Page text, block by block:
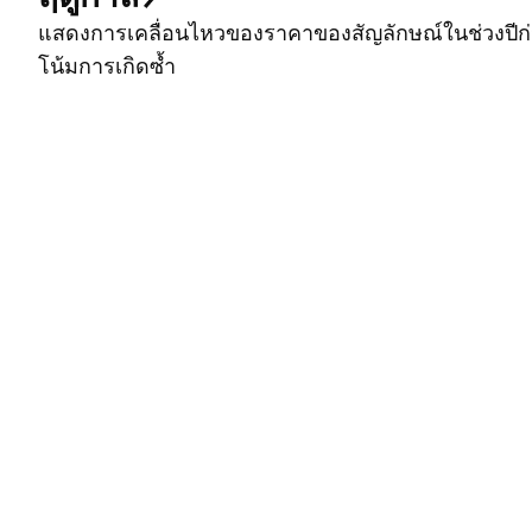
แสดงการเคลื่อนไหวของราคาของสัญลักษณ์ในช่วงปี
โน้มการเกิดซ้ำ